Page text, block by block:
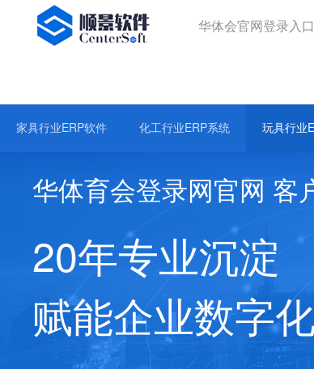
华体会官网登录入口
华体会官网登录入口
家具行业ERP软件 化工行业ERP系统 玩具行业
华体育会登录网官网 客
20年专业沉淀
赋能企业数字